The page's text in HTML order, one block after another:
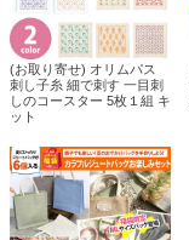
(お取り寄せ) オリムパス
刺し子糸 細で刺す 一目刺
しのコースター 5枚１組 キ
ット